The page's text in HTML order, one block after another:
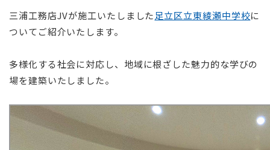
三浦工務店JVが施工いたしました足立区立東綾瀬中学校に
ついてご紹介いたします。
多様化する社会に対応し、地域に根ざした魅力的な学びの
場を建築いたしました。